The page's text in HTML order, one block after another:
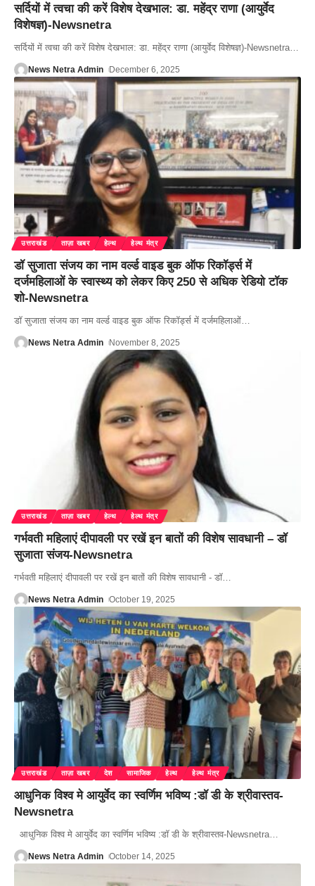
सर्दियों में त्वचा की करें विशेष देखभाल: डा. महेंद्र राणा (आयुर्वेद
विशेषज्ञ)-Newsnetra
सर्दियों में त्वचा की करें विशेष देखभाल: डा. महेंद्र राणा (आयुर्वेद विशेषज्ञ)-Newsnetra…
News Netra Admin December 6, 2025
उत्तराखंड ताज़ा खबर हेल्थ हेल्थ मंत्र
डॉ सुजाता संजय का नाम वर्ल्ड वाइड बुक ऑफ रिकॉर्ड्स में
दर्जमहिलाओं के स्वास्थ्य को लेकर किए 250 से अधिक रेडियो टॉक
शो-Newsnetra
डॉ सुजाता संजय का नाम वर्ल्ड वाइड बुक ऑफ रिकॉर्ड्स में दर्जमहिलाओं
News Netra Admin November 8, 2025
उत्तराखंड ताज़ा खबर हेल्थ हेल्थ मंत्र
गर्भवती महिलाएं दीपावली पर रखें इन बातों की विशेष सावधानी – डॉ
सुजाता संजय-Newsnetra
गर्भवती महिलाएं दीपावली पर रखें इन बातों की विशेष सावधानी - डॉ…
News Netra Admin October 19, 2025
उत्तराखंड ताज़ा खबर देश सामाजिक हेल्थ हेल्थ मंत्र
आधुनिक विश्व मे आयुर्वेद का स्वर्णिम भविष्य :डॉ डी के श्रीवास्तव-
Newsnetra
आधुनिक विश्व मे आयुर्वेद का स्वर्णिम भविष्य :डॉ डी के श्रीवास्तव-Newsnetra
News Netra Admin October 14, 2025